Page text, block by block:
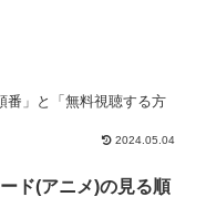
番」と「無料視聴する方
2024.05.04
ド(アニメ)の見る順